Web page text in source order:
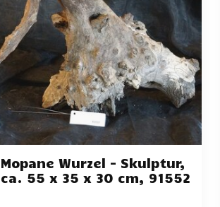
Mopane Wurzel - Skulptur,
ca. 55 x 35 x 30 cm, 91552